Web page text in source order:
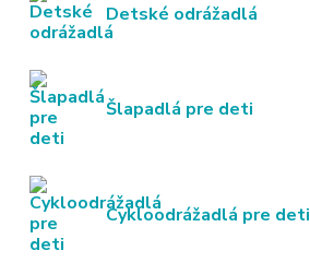
Detské odrážadlá
Šlapadlá pre deti
Cykloodrážadlá pre deti